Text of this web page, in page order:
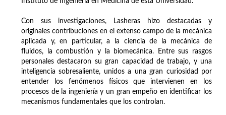
Con sus investigaciones, Lasheras hizo destacadas y
originales contribuciones en el extenso campo de la mecánica
aplicada y, en particular, a la ciencia de la mecánica de
fluidos, la combustión y la biomecánica. Entre sus rasgos
personales destacaron su gran capacidad de trabajo, y una
inteligencia sobresaliente, unidos a una gran curiosidad por
entender los fenómenos físicos que intervienen en los
procesos de la ingeniería y un gran empeño en identificar los
mecanismos fundamentales que los controlan.